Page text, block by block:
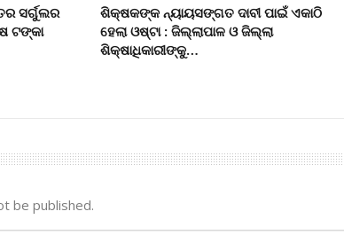
ସର୍ଗୁଲର
ଟଙ୍କା
ଶିକ୍ଷକଙ୍କ ନ୍ୟାୟସଙ୍ଗତ ଦାବୀ ପାଇଁ ଏକାଠି
ହେଲା ଓଷ୍ଟା : ଜିଲ୍ଲାପାଳ ଓ ଜିଲ୍ଲା
ଶିକ୍ଷାଧିକାରୀଙ୍କୁ…
be published.